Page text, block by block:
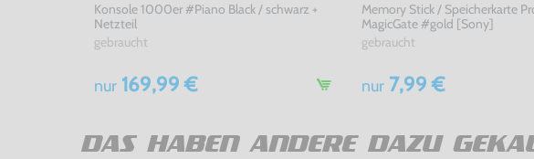
Konsole 1000er #Piano Black / schwarz +
Netzteil
gebraucht
nur 169,99 €
Memory Stick / Speicherkarte
MagicGate #gold [Sony]
gebraucht
nur7,99 €
DAS HABEN ANDERE DAZU